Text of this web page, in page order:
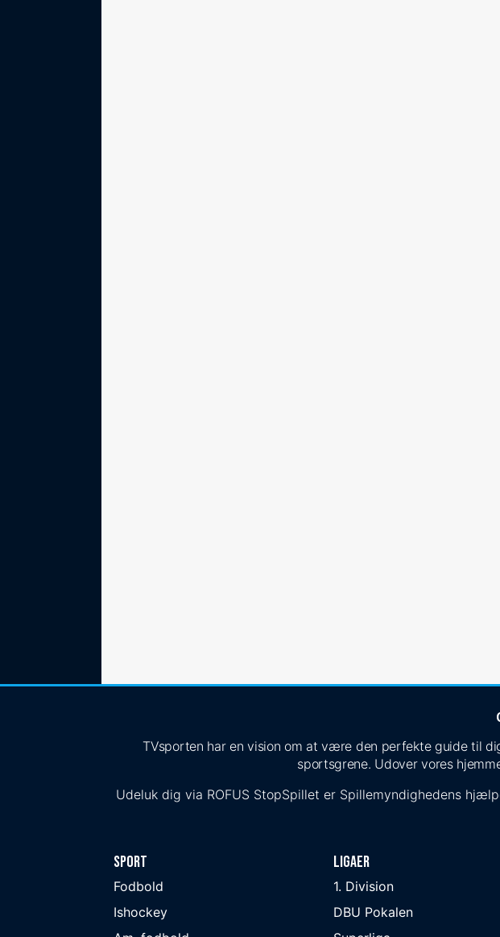
TVsporten har en vision om at være den perfekte guide til
sportsgrene. Udover vores
Udeluk dig via ROFUS StopSpillet er Spillemyndighedens
Sport
Fodbold
Ishockey
Ligaer
1. Division
DBU Pokalen